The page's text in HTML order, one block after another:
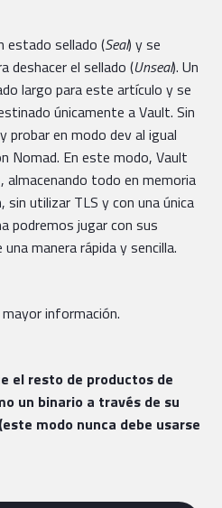
estado sellado (Seal) y se
deshacer el sellado (Unseal). Un
largo para este artículo y se
únicamente a Vault. Sin
probar en modo dev al igual
Nomad. En este modo, Vault
almacenando todo en memoria
sin utilizar TLS y con una única
podremos jugar con sus
manera rápida y sencilla.
información.
el resto de productos de
un binario a través de su
modo nunca debe usarse